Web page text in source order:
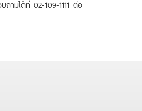
ถามได้ที่ 02-109-1111 ต่อ